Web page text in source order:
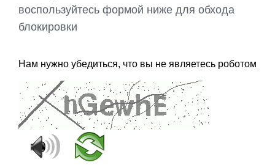
воспользуйтесь формой ниже для обхода
блокировки
Нам нужно убедиться, что вы не являетесь роботом